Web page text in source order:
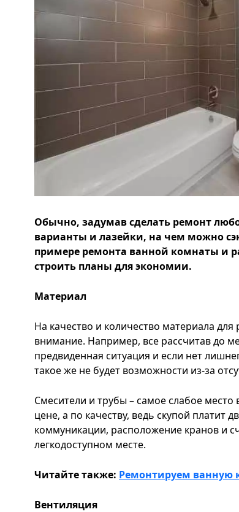
Обычно, задумав сделать ремонт
варианты и лазейки, на чем можно
примере ремонта ванной комнаты и
строить планы для экономии.
Материал
На качество и количество материала
внимание. Например, все рассчитав до
предвиденная ситуация и если нет
такое же не будет возможности из-за
Смесители и трубы – самое слабое
цене, а по качеству, ведь скупой
коммуникации, расположение кранов и
легкодоступном месте.
Читайте также: Ремонтируем ванную
Вентиляция